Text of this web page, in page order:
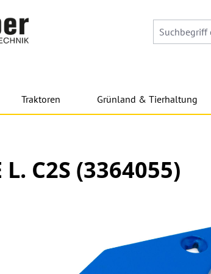
Traktoren Grünland & Tierhaltung
L. C2S (3364055)